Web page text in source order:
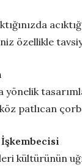
özellikle
yönelik
köz patlıcan
kültürünün